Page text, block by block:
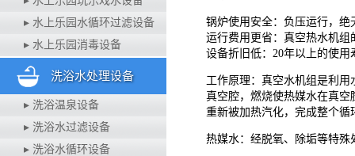
▸ 水上乐园水循环过滤设备
▸ 水上乐园消毒设备
洗浴水处理设备
▸ 洗浴温泉设备
▸ 洗浴水过滤设备
▸ 洗浴水循环设备
锅炉使用安全：负压运行，
运行费用更省：真空热水机组
设备折旧低：20年以上的使
工作原理：真空水机组是利
真空腔，燃烧使热媒水在真
重新被加热汽化，完成整个循
热媒水：经脱氧、除垢等特